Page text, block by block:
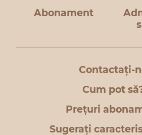
Abonament
Contactați-
Cum pot
Prețuri
Sugerați